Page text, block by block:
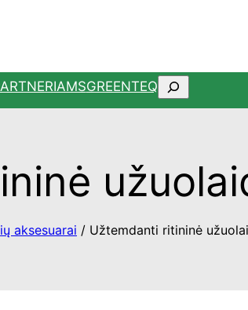
GREENTEQPaieška
aksesuarai / Užtemdanti ritininė